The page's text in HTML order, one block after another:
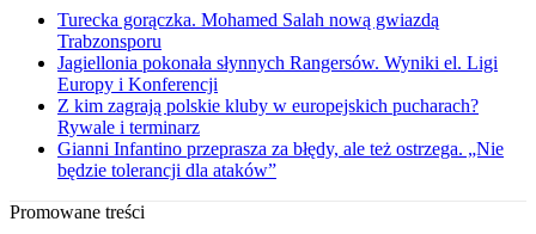
Turecka gorączka. Mohamed Salah nową gwiazdą
Trabzonsporu
Jagiellonia pokonała słynnych Rangersów. Wyniki el. Ligi
Europy i Konferencji
Z kim zagrają polskie kluby w europejskich pucharach?
Rywale i terminarz
Gianni Infantino przeprasza za błędy, ale też ostrzega. „Nie
będzie tolerancji dla ataków”
Promowane treści